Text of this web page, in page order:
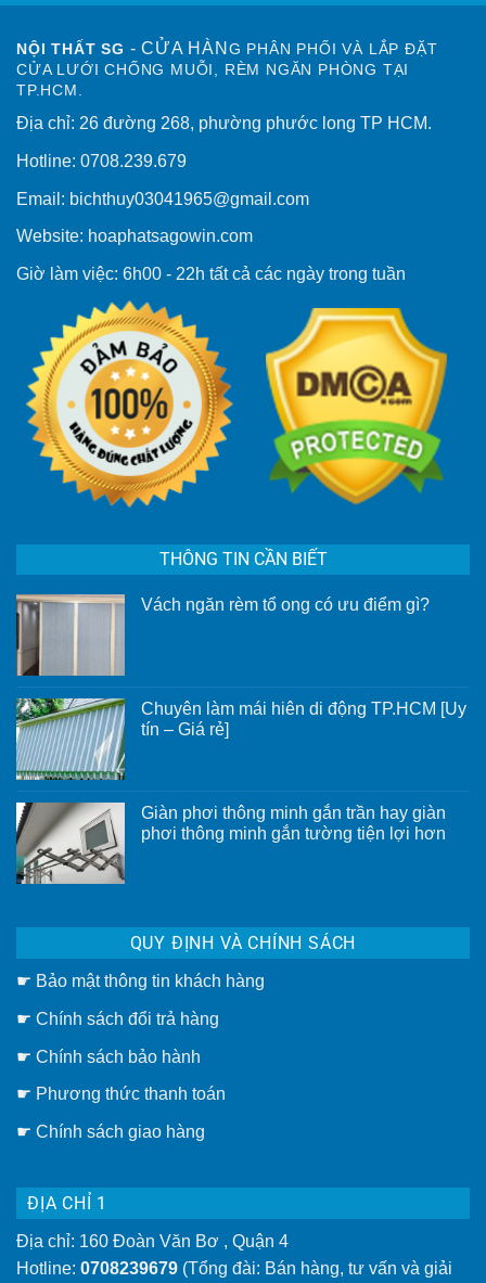
NỘI THẤT SG - CỬA HÀN G PHÂN PHỐI VÀ LẮP ĐẶT
CỬA LƯỚI CHỐNG MUỖI, RÈM NGĂN PHÒNG TẠI
TP.HCM.
Địa chỉ: 26 đường 268, phường phước long TP HCM.
Hotline: 0708.239.679
Email: bichthuy03041965@gmail.com
Website: hoaphatsagowin.com
Giờ làm việc: 6h00 - 22h tất cả các ngày trong tuần
THÔNG TIN CẦN BIẾT
Vách ngăn rèm tổ ong có ưu điểm gì?
ngăn
rèm
tổ
gì?
Chuyên làm mái hiên di động TP.HCM [Uy
tín – Giá rẻ]
ở
Chuyên
làm
tín
–
Giá
rẻ]
Giàn phơi thông minh gắn trần hay giàn
phơi thông minh gắn tường tiện lợi hơn
Giàn
phơi
thông
gắn
hay
giàn
thông
minh
tường
lợi
hơn
QUY ĐỊNH VÀ CHÍNH SÁCH
☛ Bảo mật thông tin khách hàng
☛ Chính sách đổi trả hàng
☛ Chính sách bảo hành
☛ Phương thức thanh toán
☛ Chính sách giao hàng
ĐỊA CHỈ 1
Địa chỉ: 160 Đoàn Văn Bơ , Quận 4
Hotline: 0708239679 (Tổng đài: Bán hàng, tư vấn và giải